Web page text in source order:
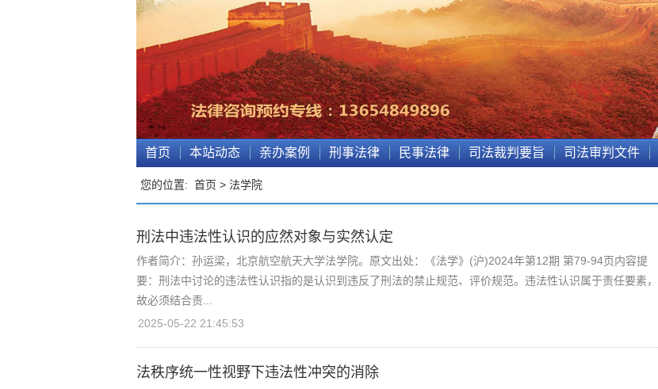
首页 本站动态 亲办案例 刑事法律 民事法律 司法裁判要旨 司法审判文件
您的位置: 首页 > 法学院
刑法中违法性认识的应然对象与实然认定
作者简介：孙运梁，北京航空航天大学法学院。原文出处：《法学》(沪)2024年第12期 第79-94页内容提
要：刑法中讨论的违法性认识指的是认识到违反了刑法的禁止规范、评价规范。违法性认识属于责任要素，
故必须结合责...
2025-05-22 21:45:53
法秩序统一性视野下违法性冲突的消除